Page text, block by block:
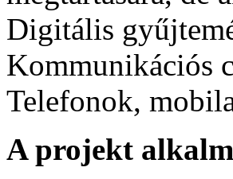
Digitális
Kommunikációs
Telefonok,
A projekt